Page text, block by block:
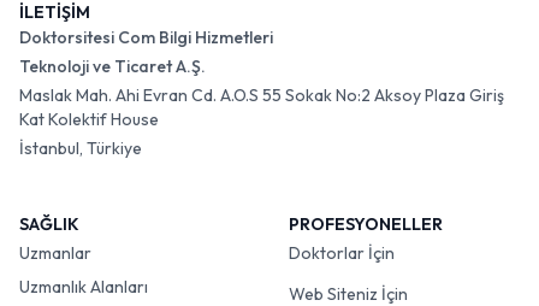
İLETİŞİM
Doktorsitesi Com Bilgi Hizmetleri
Teknoloji ve Ticaret A.Ş.
Maslak Mah. Ahi Evran Cd. A.O.S 55 Sokak No:2 Aksoy Plaza Giriş
Kat Kolektif House
İstanbul, Türkiye
SAĞLIK
Uzmanlar
Uzmanlık Alanları
PROFESYONELLER
Doktorlar İçin
Web Siteniz İçin